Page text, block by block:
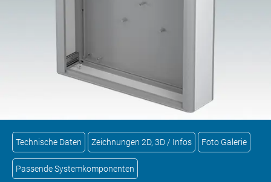
Technische Daten Zeichnungen 2D, 3D / Infos Foto Galerie
Passende Systemkomponenten